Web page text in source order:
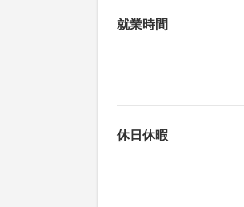
就業時間
休日休暇